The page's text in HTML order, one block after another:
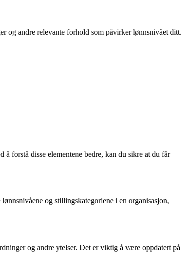
og andre relevante forhold som påvirker lønnsnivået ditt.
forstå disse elementene bedre, kan du sikre at du får
og stillingskategoriene i en organisasjon,
og andre ytelser. Det er viktig å være oppdatert på